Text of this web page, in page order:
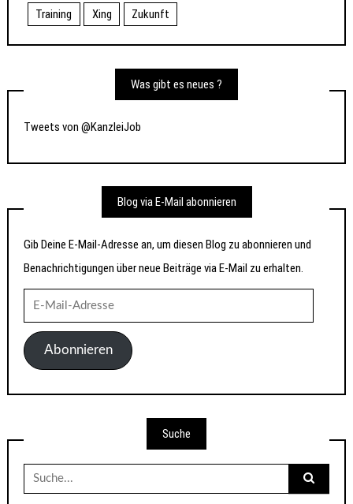
Training Xing Zukunft
Was gibt es neues ?
Tweets von @KanzleiJob
Blog via E-Mail abonnieren
Gib Deine E-Mail-Adresse an, um diesen Blog zu abonnieren und
Benachrichtigungen über neue Beiträge via E-Mail zu erhalten.
Mail-
AdresseAbonnieren
Suche
Suche
nach: